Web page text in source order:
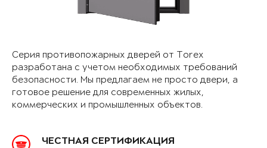
Серия противопожарных дверей от Torex
разработана с учетом необходимых требований
безопасности. Мы предлагаем не просто двери, а
готовое решение для современных жилых,
коммерческих и промышленных объектов.
ЧЕСТНАЯ СЕРТИФИКАЦИЯ